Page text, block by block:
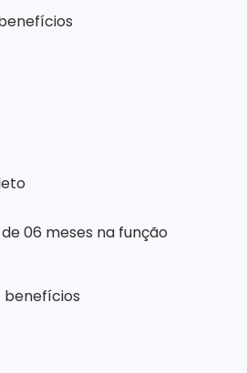
benefícios
06 meses na função
benefícios